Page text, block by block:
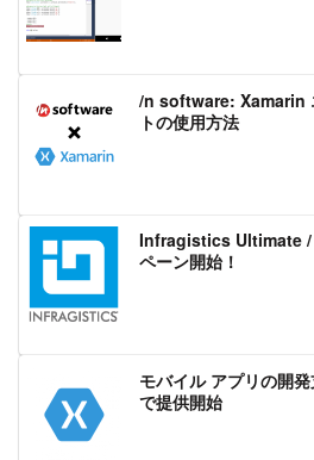
/n software: Xamarin
トの使用方法
Infragistics Ultimate /
ペーン開始！
モバイル アプリの開
で提供開始